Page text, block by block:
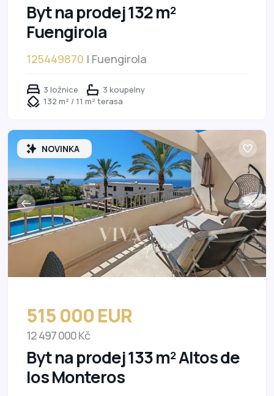
Byt na prodej 132 m²
Fuengirola
125449870 | Fuengirola
3 ložnice
3 koupelny
132 m² / 11 m² terasa
NOVINKA
515 000 EUR
12 497 000 Kč
Byt na prodej 133 m² Altos de
los Monteros